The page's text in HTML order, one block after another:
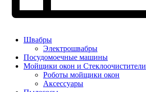
Швабры
Электрошвабры
Посудомоечные машины
Мойщики окон и Стеклоочистители
Роботы мойщики окон
Аксессуары